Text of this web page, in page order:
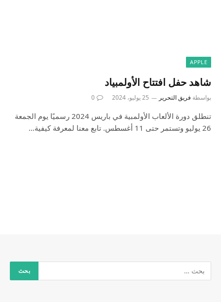
APPLE
شاهد حفل افتتاح الأولمبياد
بواسطة فريق التحرير 25 يوليو، 2024 0
تنطلق دورة الألعاب الأولمبية في باريس 2024 رسميًا يوم الجمعة
26 يوليو وتستمر حتى 11 أغسطس. تابع معنا لمعرفة كيفية…